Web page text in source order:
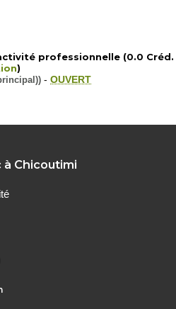
professionnelle (0.0 Créd.
)
- OUVERT
à Chicoutimi